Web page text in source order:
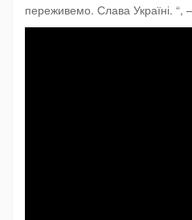
переживемо. Слава Україні. “,